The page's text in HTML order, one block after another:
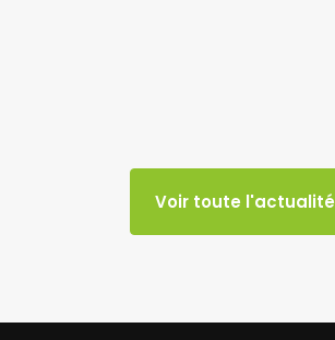
Voir toute l'actualité